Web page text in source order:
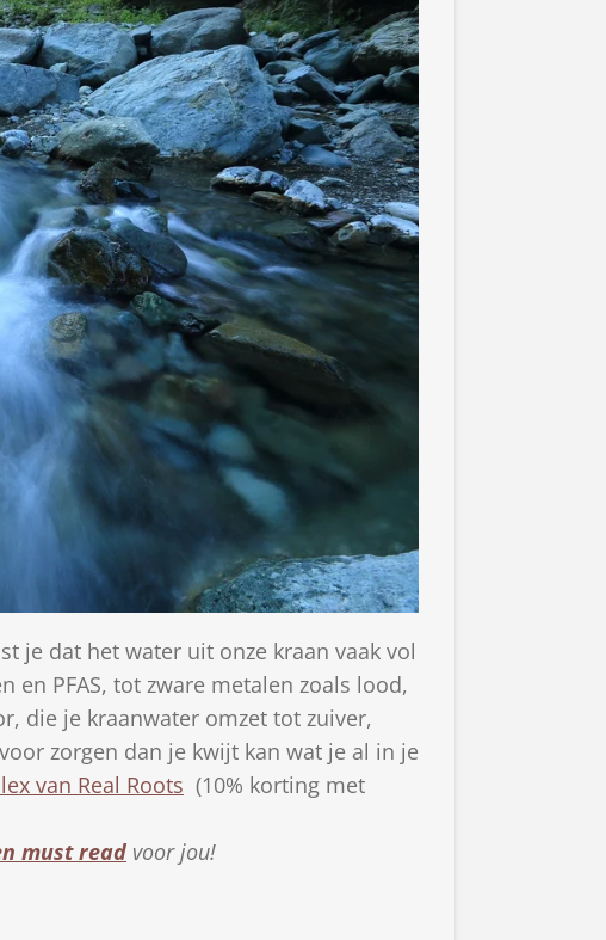
je dat het water uit onze kraan vaak vol
en PFAS, tot zware metalen zoals lood,
die je kraanwater omzet tot zuiver,
zorgen dan je kwijt kan wat je al in je
van Real Roots (10% korting met
must read voor jou!